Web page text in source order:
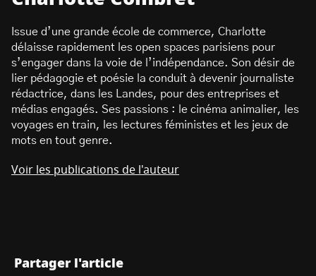
Issue d’une grande école de commerce, Charlotte
délaisse rapidement les open spaces parisiens pour
s’engager dans la voie de l’indépendance. Son désir de
lier pédagogie et poésie la conduit à devenir journaliste
rédactrice, dans les Landes, pour des entreprises et
médias engagés. Ses passions : le cinéma animalier, les
voyages en train, les lectures féministes et les jeux de
mots en tout genre.
Voir les publications de l'auteur
Partager l'article